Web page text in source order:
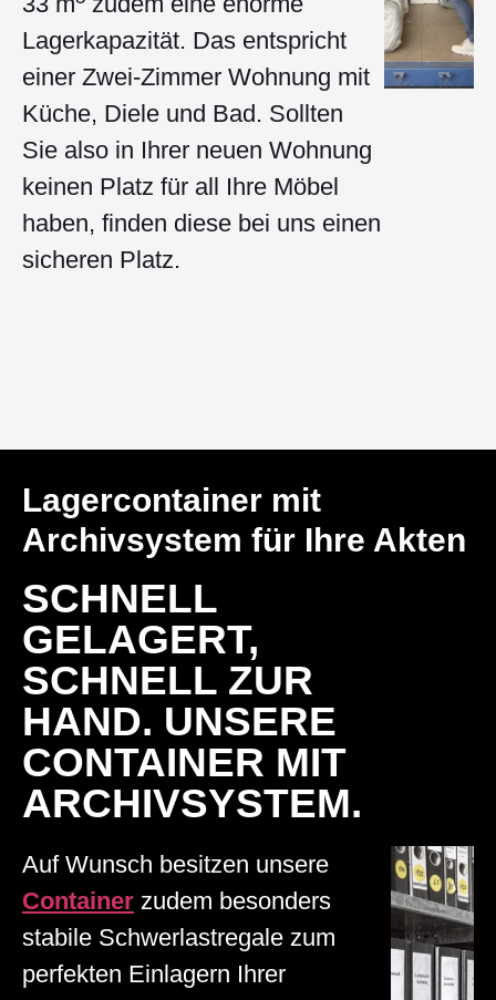
Lagerkapazität. Das entspricht
einer Zwei-Zimmer Wohnung mit
Küche, Diele und Bad. Sollten
Sie also in Ihrer neuen Wohnung
keinen Platz für all Ihre Möbel
haben, finden diese bei uns einen
sicheren Platz.
Lagercontainer mit
Archivsystem für Ihre Akten
SCHNELL
GELAGERT,
SCHNELL ZUR
HAND. UNSERE
CONTAINER MIT
ARCHIVSYSTEM.
Auf Wunsch besitzen unsere
Container zudem besonders
stabile Schwerlastregale zum
perfekten Einlagern Ihrer